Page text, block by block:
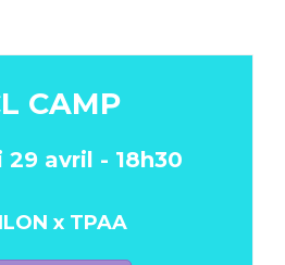
CAMP
29 avril - 18h30
x TPAA